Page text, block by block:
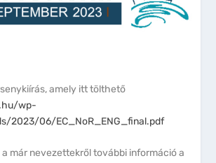
amely itt tölthető
wp-
2023/06/EC_NoR_ENG_final.pdf
már nevezettekről további információ a